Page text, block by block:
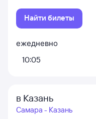
Найти билеты
ежедневно
10:05
в Казань
Самара - Казань